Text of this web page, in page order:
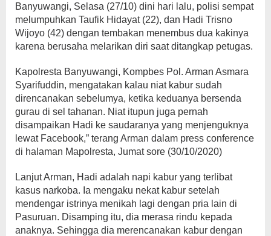
Banyuwangi, Selasa (27/10) dini hari lalu, polisi sempat
melumpuhkan Taufik Hidayat (22), dan Hadi Trisno
Wijoyo (42) dengan tembakan menembus dua kakinya
karena berusaha melarikan diri saat ditangkap petugas.
Kapolresta Banyuwangi, Kompbes Pol. Arman Asmara
Syarifuddin, mengatakan kalau niat kabur sudah
direncanakan sebelumya, ketika keduanya bersenda
gurau di sel tahanan. Niat itupun juga pernah
disampaikan Hadi ke saudaranya yang menjenguknya
lewat Facebook,” terang Arman dalam press conference
di halaman Mapolresta, Jumat sore (30/10/2020)
Lanjut Arman, Hadi adalah napi kabur yang terlibat
kasus narkoba. Ia mengaku nekat kabur setelah
mendengar istrinya menikah lagi dengan pria lain di
Pasuruan. Disamping itu, dia merasa rindu kepada
anaknya. Sehingga dia merencanakan kabur dengan